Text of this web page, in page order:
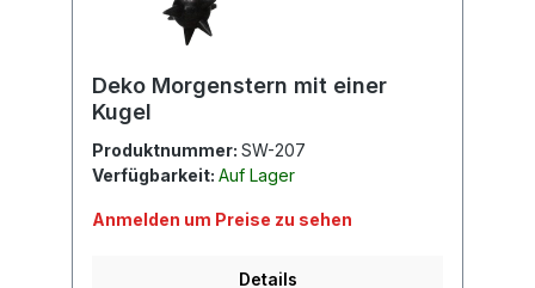
Deko Morgenstern mit einer
Kugel
Produktnummer: SW-207
Verfügbarkeit: Auf Lager
Anmelden um Preise zu sehen
Details